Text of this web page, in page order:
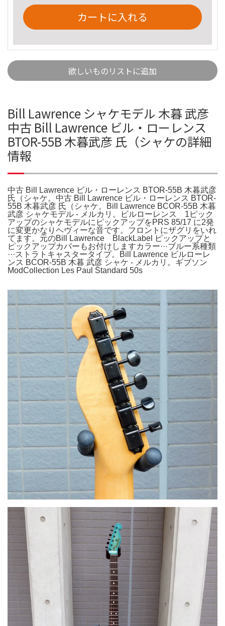
カートに入れる
欲しいものリストに追加
Bill Lawrence シャケモデル 木暮 武彦
中古 Bill Lawrence ビル・ローレンス
BTOR-55B 木暮武彦 氏（シャケの詳細
情報
中古 Bill Lawrence ビル・ローレンス BTOR-55B 木暮武彦
氏（シャケ。中古 Bill Lawrence ビル・ローレンス BTOR-
55B 木暮武彦 氏（シャケ。Bill Lawrence BCOR-55B 木暮
武彦 シャケモデル - メルカリ。ビルローレンス 1ピック
アップのシャケモデルにピックアップをPRS 85/17 に2発
に変更かなりヘヴィーな音です。フロントにザグリをいれ
てます。元のBill Lawrence BlackLabel ピックアップと
ピックアップカバーもお付けしますカラー···ブルー系種類
···ストラトキャスタータイプ。Bill Lawrence ビルローレ
ンス BCOR-55B 木暮 武彦 シャケ - メルカリ。ギブソン
ModCollection Les Paul Standard 50s